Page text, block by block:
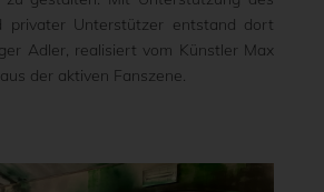
privater Unterstützer entstand dort
Adler, realisiert vom Künstler Max
der aktiven Fanszene.